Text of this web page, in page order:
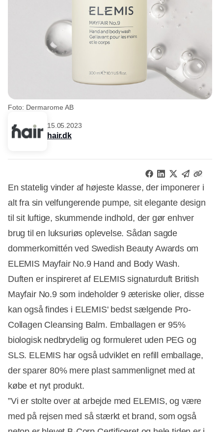
Foto: Dermarome AB
15.05.2023
hair.dk
En statelig vinder af højeste klasse, der imponerer i
alt fra sin velfungerende pumpe, sit elegante design
til sit luftige, skummende indhold, der gør enhver
brug til en luksuriøs oplevelse. Sådan sagde
dommerkomittén ved Swedish Beauty Awards om
ELEMIS Mayfair No.9 Hand and Body Wash.
Duften er inspireret af ELEMIS signaturduft British
Mayfair No.9 som indeholder 9 æteriske olier, disse
kan også findes i ELEMIS' bedst sælgende Pro-
Collagen Cleansing Balm. Emballagen er 95%
biologisk nedbrydelig og formuleret uden PEG og
SLS. ELEMIS har også udviklet en refill emballage,
der sparer 80% mere plast sammenlignet med at
købe et nyt produkt.
”Vi er stolte over at arbejde med ELEMIS, og være
med på rejsen med så stærkt et brand, som også